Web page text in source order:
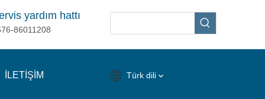
yardım hattı
86011208
İLETİŞİM Türk dili